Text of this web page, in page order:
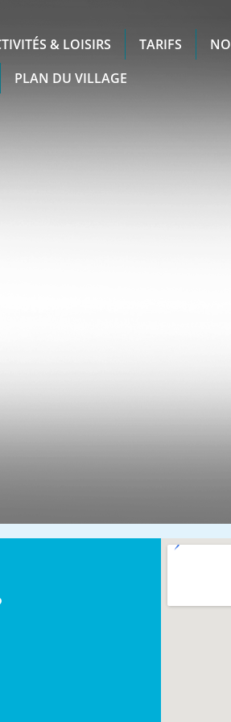
& LOISIRS TARIFS
PLAN DU VILLAGE